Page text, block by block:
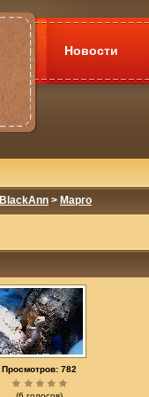
Новости
BlackAnn > Марго
Просмотров: 782